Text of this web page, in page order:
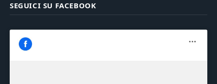
SEGUICI SU FACEBOOK